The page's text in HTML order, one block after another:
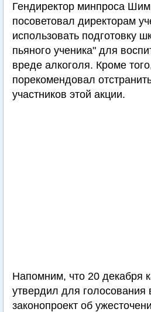
Гендиректор минпроса
посоветовал директорам
использовать подготовку
пьяного ученика" для
вреде алкоголя. Кроме
порекомендовал
участников этой акции.
Напомним, что 20 декабря
утвердил для голосования
законопроект об